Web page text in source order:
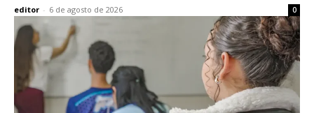
editor - 6 de agosto de 2026 0